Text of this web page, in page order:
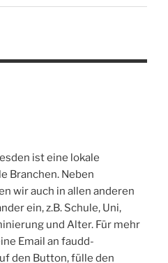
ist eine lokale
Branchen. Neben
wir auch in allen anderen
ein, z.B. Schule, Uni,
und Alter. Für mehr
Email an faudd-
den Button, fülle den